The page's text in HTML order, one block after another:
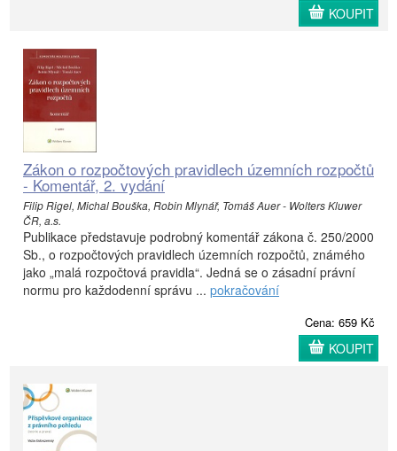
KOUPIT
Zákon o rozpočtových pravidlech územních rozpočtů
- Komentář, 2. vydání
Filip Rigel, Michal Bouška, Robin Mlynář, Tomáš Auer - Wolters Kluwer
ČR, a.s.
Publikace představuje podrobný komentář zákona č. 250/2000
Sb., o rozpočtových pravidlech územních rozpočtů, známého
jako „malá rozpočtová pravidla“. Jedná se o zásadní právní
normu pro každodenní správu ... pokračování
Cena: 659 Kč
KOUPIT